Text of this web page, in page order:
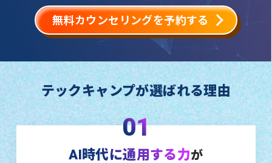
無料カウンセリングを予約する
テックキャンプが選ばれる理由
01
AI時代に通用する力が